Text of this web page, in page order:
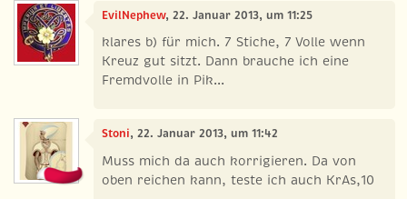
EvilNephew, 22. Januar 2013, um 11:25
klares b) für mich. 7 Stiche, 7 Volle wenn
Kreuz gut sitzt. Dann brauche ich eine
Fremdvolle in Pik...
Stoni, 22. Januar 2013, um 11:42
Muss mich da auch korrigieren. Da von
oben reichen kann, teste ich auch KrAs,10